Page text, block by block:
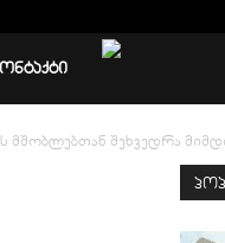
მშობლებთან შეხვედრა